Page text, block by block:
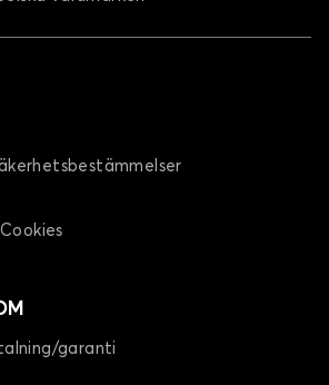
garanti